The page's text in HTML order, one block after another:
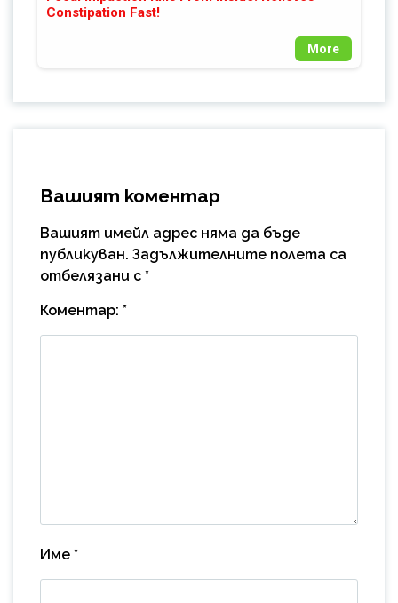
Constipation Fast!
More
Вашият коментар
Вашият имейл адрес няма да бъде
публикуван. Задължителните полета са
отбелязани с *
Коментар: *
Име *